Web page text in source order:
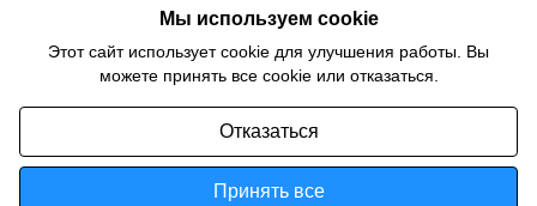
ccozy@yandex.ru
сетях
Мы используем cookie
Этот сайт использует cookie для улучшения работы. Вы
можете принять все cookie или отказаться.
Отказаться
Принять все